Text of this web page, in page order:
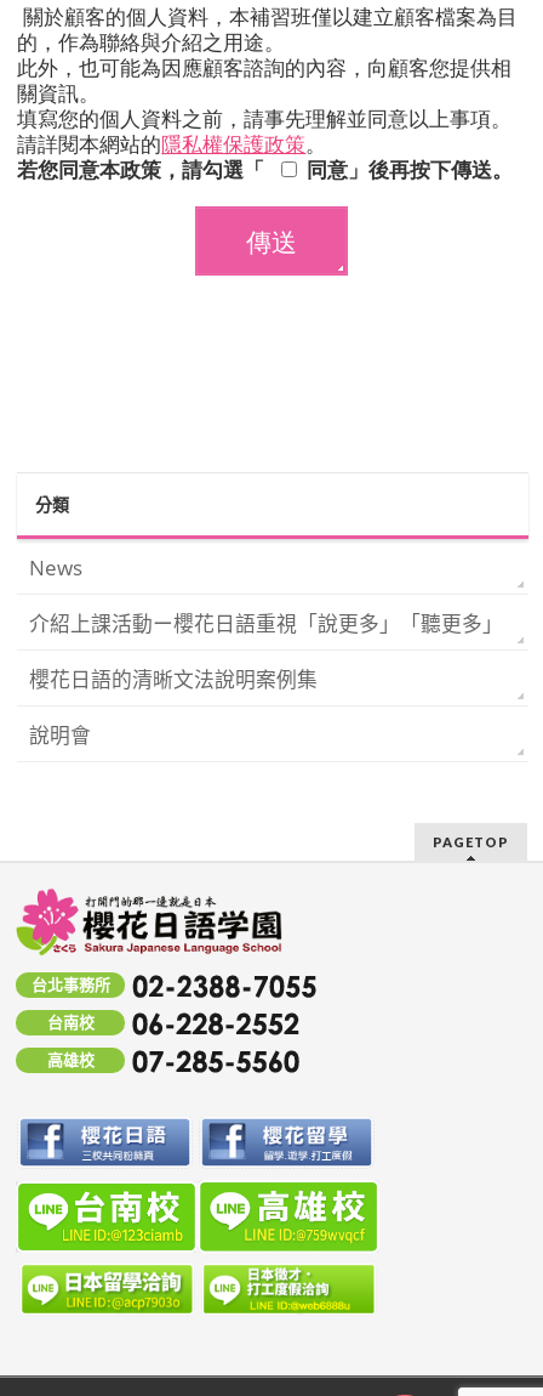
關於顧客的個人資料，本補習班僅以建立顧客檔案為目
的，作為聯絡與介紹之用途。
此外，也可能為因應顧客諮詢的內容，向顧客您提供相
關資訊。
填寫您的個人資料之前，請事先理解並同意以上事項。
請詳閱本網站的隱私權保護政策。
若您同意本政策，請勾選「
同意」後再按下傳送。
分類
News
介紹上課活動ー櫻花日語重視「說更多」「聽更多」
櫻花日語的清晰文法說明案例集
說明會
PAGETOP
台北事務所
台南校
高雄校